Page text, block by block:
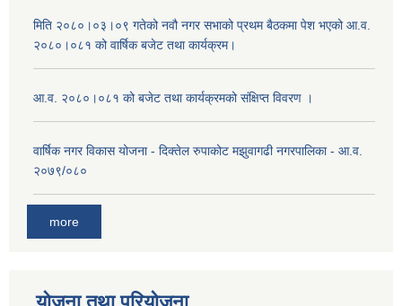
मिति २०८०।०३।०९ गतेको नवौ नगर सभाको प्रथम बैठकमा पेश भएको आ.व.
२०८०।०८१ को वार्षिक बजेट तथा कार्यक्रम।
आ.व. २०८०।०८१ को बजेट तथा कार्यक्रमको संक्षिप्त विवरण ।
वार्षिक नगर विकास योजना - दिक्तेल रुपाकोट मझुवागढी नगरपालिका - आ.व.
२०७९/०८०
more